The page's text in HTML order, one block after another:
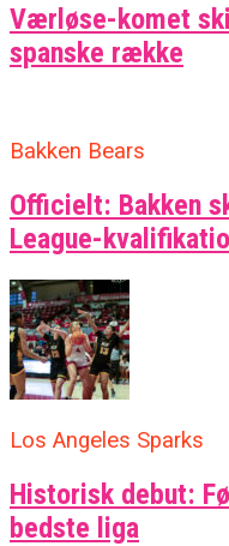
Værløse-komet
spanske række
Bakken Bears
Officielt: Bakken
League-
Los Angeles Sparks
Historisk debut:
bedste liga